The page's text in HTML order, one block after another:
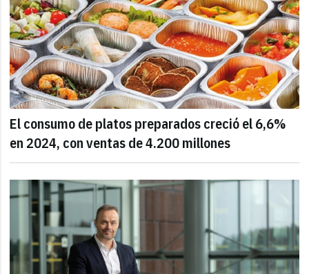
El consumo de platos preparados creció el 6,6%
en 2024, con ventas de 4.200 millones